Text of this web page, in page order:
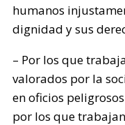
humanos
dignidad y sus
– Por los que
valorados por la
en oficios
por los que